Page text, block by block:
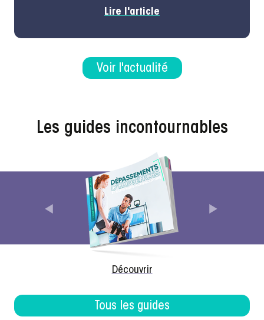
Lire l'article
Voir l'actualité
Les guides incontournables
Découvrir
Précédent
Tous les guides